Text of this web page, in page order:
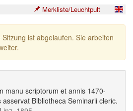
Merkliste/Leuchtpult
ist abgelaufen. Sie arbeiten
manu scriptorum et annis 1470-
Bibliotheca Seminarii cleric.